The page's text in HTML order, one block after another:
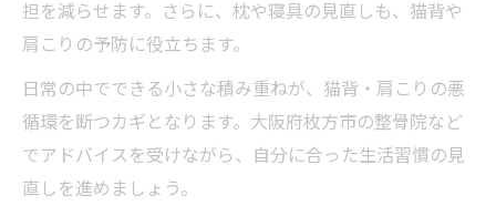
猫背改善で押さえておきたい健康保険の知
識
猫背と肩こり改善で期待できる効果の具体
例
猫背を専門的に整える院の見極め方を紹介
賢い施術選びで猫背を長期改善する実践術
担を減らせます。さらに、枕や寝具の見直しも、猫背や
肩こりの予防に役立ちます。
日常の中でできる小さな積み重ねが、猫背・肩こりの悪
循環を断つカギとなります。大阪府枚方市の整骨院など
でアドバイスを受けながら、自分に合った生活習慣の見
直しを進めましょう。